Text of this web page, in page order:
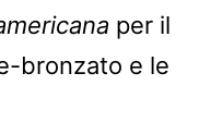
per il
bronzato e le